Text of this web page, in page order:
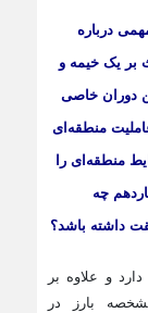
درباره
بر یک خیمه و
دوران خاصی
منطقه‌ای
منطقه‌ای را
چه
داشته باشد؟
و علاوه بر
بارز در